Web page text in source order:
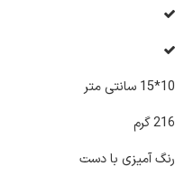
10*15 سانتی متر
216 گرم
رنگ آمیزی با دست